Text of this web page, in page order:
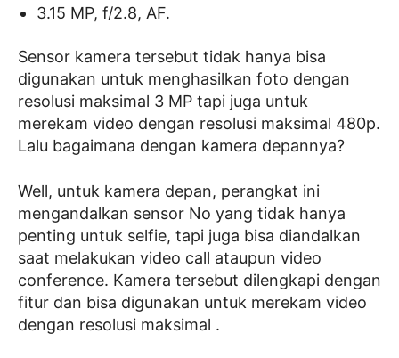
3.15 MP, f/2.8, AF.
Sensor kamera tersebut tidak hanya bisa
digunakan untuk menghasilkan foto dengan
resolusi maksimal 3 MP tapi juga untuk
merekam video dengan resolusi maksimal 480p.
Lalu bagaimana dengan kamera depannya?
Well, untuk kamera depan, perangkat ini
mengandalkan sensor No yang tidak hanya
penting untuk selfie, tapi juga bisa diandalkan
saat melakukan video call ataupun video
conference. Kamera tersebut dilengkapi dengan
fitur dan bisa digunakan untuk merekam video
dengan resolusi maksimal .